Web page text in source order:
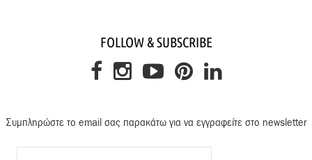
FOLLOW & SUBSCRIBE
Συμπληρώστε το email σας παρακάτω για να εγγραφείτε στο newsletter